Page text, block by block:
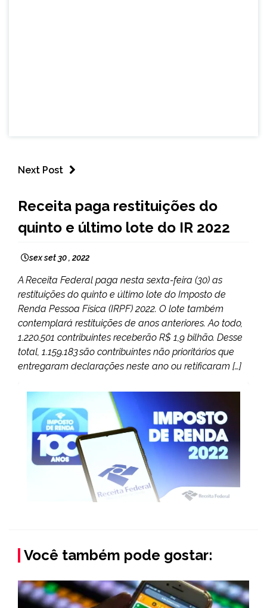
Next Post
NOTÍCIAS
Receita paga restituições do
quinto e último lote do IR 2022
sex set 30 , 2022
A Receita Federal paga nesta sexta-feira (30) as
restituições do quinto e último lote do Imposto de
Renda Pessoa Física (IRPF) 2022. O lote também
contemplará restituições de anos anteriores. Ao todo,
1.220.501 contribuintes receberão R$ 1,9 bilhão. Desse
total, 1.159.183 são contribuintes não prioritários que
entregaram declarações neste ano ou retificaram […]
Você também pode gostar: